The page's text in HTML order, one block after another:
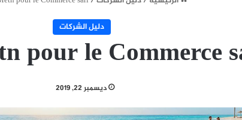
دليل الشركات
pour le Commerce
ديسمبر 22, 2019